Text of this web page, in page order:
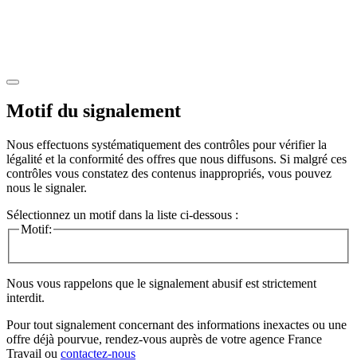
Motif du signalement
Nous effectuons systématiquement des contrôles pour vérifier la
légalité et la conformité des offres que nous diffusons. Si malgré ces
contrôles vous constatez des contenus inappropriés, vous pouvez
nous le signaler.
Sélectionnez un motif dans la liste ci-dessous :
Motif:
Nous vous rappelons que le signalement abusif est strictement
interdit.
Pour tout signalement concernant des informations inexactes ou une
offre déjà pourvue, rendez-vous auprès de votre agence France
Travail ou contactez-nous